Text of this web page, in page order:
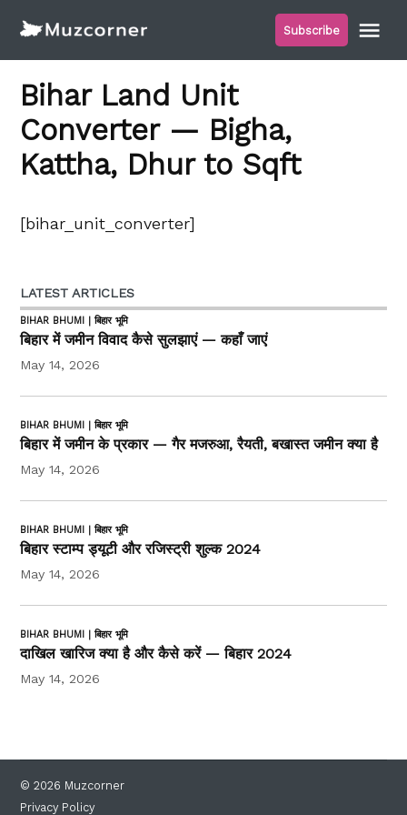
content
Subscribe
Bihar Land Unit
Converter — Bigha,
Kattha, Dhur to Sqft
[bihar_unit_converter]
LATEST ARTICLES
BIHAR BHUMI | बिहार भूमि
बिहार में जमीन विवाद कैसे सुलझाएं — कहाँ जाएं
May 14, 2026
BIHAR BHUMI | बिहार भूमि
बिहार में जमीन के प्रकार — गैर मजरुआ, रैयती, बखास्त जमीन क्या है
May 14, 2026
BIHAR BHUMI | बिहार भूमि
बिहार स्टाम्प ड्यूटी और रजिस्ट्री शुल्क 2024
May 14, 2026
BIHAR BHUMI | बिहार भूमि
दाखिल खारिज क्या है और कैसे करें — बिहार 2024
May 14, 2026
© 2026 Muzcorner
Privacy Policy